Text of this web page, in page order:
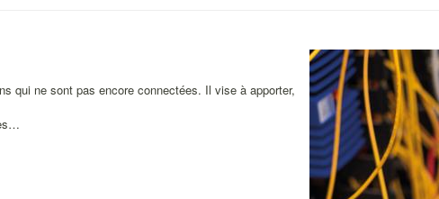
Visuel
actualités
qui ne sont pas encore connectées. Il vise à apporter,